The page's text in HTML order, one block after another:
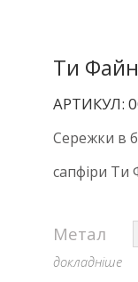
Ти
АРТИКУЛ:
Сережки в
сапфіри
Метал
докладніше